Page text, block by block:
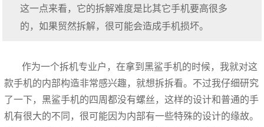
这一点来看，它的拆解难度是比其它手机要高很多
的，如果贸然拆解，很可能会造成手机损坏。
作为一个拆机专业户，在拿到黑鲨手机的时候，我就对这
款手机的内部构造非常感兴趣，就想拆拆看。不过我仔细研究
了一下，黑鲨手机的四周都没有螺丝，这样的设计和普通的手
机有很大的不同，很可能因为内部有一些特殊的设计的缘故。